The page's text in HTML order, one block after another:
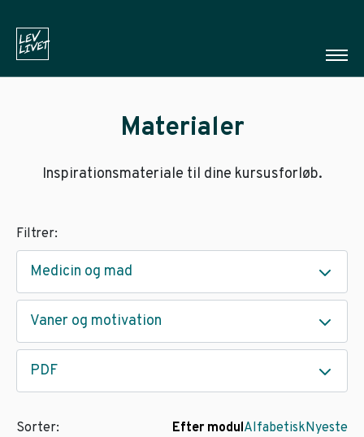
Materialer
Inspirationsmateriale til dine kursusforløb.
Filtrer:
Medicin og mad
Vaner og motivation
PDF
Sorter: Efter modulAlfabetiskNyeste